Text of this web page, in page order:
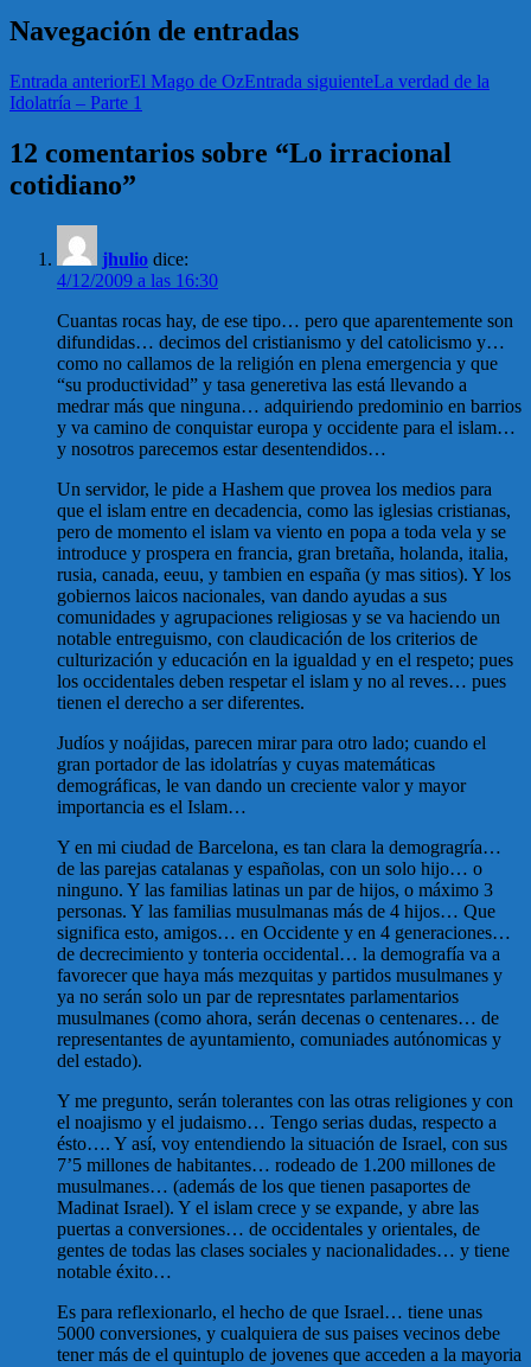
Navegación de entradas
Entrada anteriorEl Mago de OzEntrada siguienteLa verdad de la
Idolatría – Parte 1
12 comentarios sobre “Lo irracional
cotidiano”
jhulio dice:
4/12/2009 a las 16:30
Cuantas rocas hay, de ese tipo… pero que aparentemente son
difundidas… decimos del cristianismo y del catolicismo y…
como no callamos de la religión en plena emergencia y que
“su productividad” y tasa generetiva las está llevando a
medrar más que ninguna… adquiriendo predominio en barrios
y va camino de conquistar europa y occidente para el islam…
y nosotros parecemos estar desentendidos…
Un servidor, le pide a Hashem que provea los medios para
que el islam entre en decadencia, como las iglesias cristianas,
pero de momento el islam va viento en popa a toda vela y se
introduce y prospera en francia, gran bretaña, holanda, italia,
rusia, canada, eeuu, y tambien en españa (y mas sitios). Y los
gobiernos laicos nacionales, van dando ayudas a sus
comunidades y agrupaciones religiosas y se va haciendo un
notable entreguismo, con claudicación de los criterios de
culturización y educación en la igualdad y en el respeto; pues
los occidentales deben respetar el islam y no al reves… pues
tienen el derecho a ser diferentes.
Judíos y noájidas, parecen mirar para otro lado; cuando el
gran portador de las idolatrías y cuyas matemáticas
demográficas, le van dando un creciente valor y mayor
importancia es el Islam…
Y en mi ciudad de Barcelona, es tan clara la demogragría…
de las parejas catalanas y españolas, con un solo hijo… o
ninguno. Y las familias latinas un par de hijos, o máximo 3
personas. Y las familias musulmanas más de 4 hijos… Que
significa esto, amigos… en Occidente y en 4 generaciones…
de decrecimiento y tonteria occidental… la demografía va a
favorecer que haya más mezquitas y partidos musulmanes y
ya no serán solo un par de represntates parlamentarios
musulmanes (como ahora, serán decenas o centenares… de
representantes de ayuntamiento, comuniades autónomicas y
del estado).
Y me pregunto, serán tolerantes con las otras religiones y con
el noajismo y el judaismo… Tengo serias dudas, respecto a
ésto…. Y así, voy entendiendo la situación de Israel, con sus
7’5 millones de habitantes… rodeado de 1.200 millones de
musulmanes… (además de los que tienen pasaportes de
Madinat Israel). Y el islam crece y se expande, y abre las
puertas a conversiones… de occidentales y orientales, de
gentes de todas las clases sociales y nacionalidades… y tiene
notable éxito…
Es para reflexionarlo, el hecho de que Israel… tiene unas
5000 conversiones, y cualquiera de sus paises vecinos debe
tener más de el quintuplo de jovenes que acceden a la mayoria